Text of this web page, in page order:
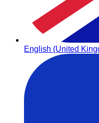
English (United